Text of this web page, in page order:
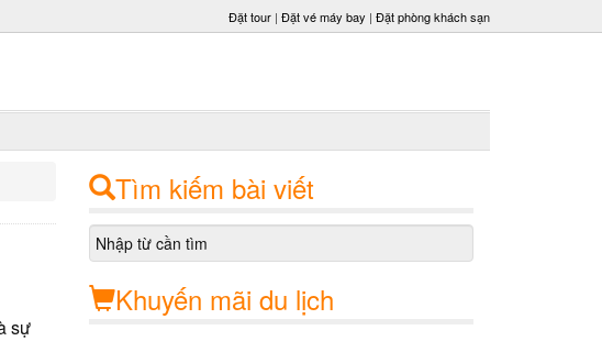
Đặt tour | Đặt vé máy bay | Đặt phòng khách sạn
sự
Tìm kiếm bài viết
Khuyến mãi du lịch